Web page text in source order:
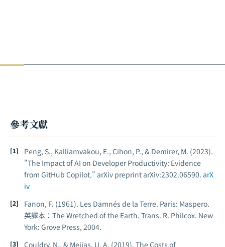
參考文獻
Peng, S., Kalliamvakou, E., Cihon, P., & Demirer, M. (2023).
"The Impact of AI on Developer Productivity: Evidence
from GitHub Copilot." arXiv preprint arXiv:2302.06590. arX
iv
Fanon, F. (1961). Les Damnés de la Terre. Paris: Maspero.
英譯本： The Wretched of the Earth. Trans. R. Philcox. New
York: Grove Press, 2004.
Couldry, N., & Mejias, U. A. (2019). The Costs of